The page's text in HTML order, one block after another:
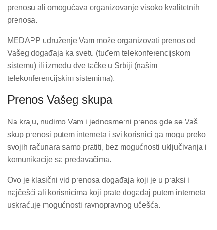
prenosu ali omogućava organizovanje visoko kvalitetnih
prenosa.
MEDAPP udruženje Vam može organizovati prenos od
Vašeg događaja ka svetu (tuđem telekonferencijskom
sistemu) ili između dve tačke u Srbiji (našim
telekonferencijskim sistemima).
Prenos Vašeg skupa
Na kraju, nudimo Vam i jednosmerni prenos gde se Vaš
skup prenosi putem interneta i svi korisnici ga mogu preko
svojih računara samo pratiti, bez mogućnosti uključivanja i
komunikacije sa predavačima.
Ovo je klasični vid prenosa događaja koji je u praksi i
najčešći ali korisnicima koji prate događaj putem interneta
uskraćuje mogućnosti ravnopravnog učešća.